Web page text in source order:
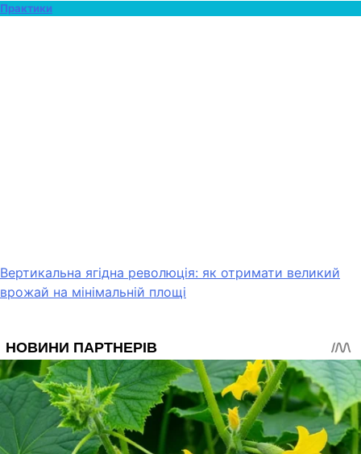
Практики
Вертикальна ягідна революція: як отримати великий
врожай на мінімальній площі